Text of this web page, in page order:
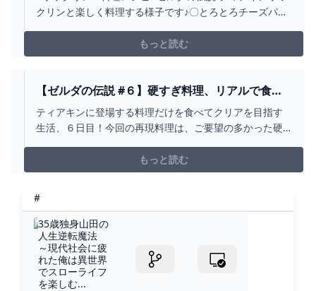
YOUTUBE
クリンと楽しく料理する様子です♪〇とろとろチーズパ
んプロフィール・年齢 ？？？・身長 10.0cm・体重
11.0g・特徴 とてもやわらかい♪・口癖 ぴこっ♪
もっと読む
【ゼルダの伝説 #６】硬すぎ料理、リアルで食べ
ます！ ティアキングルメ旅！【ティアキン】【ゆ
っくり実況】 - YOUTUBE
ティアキンに登場する料理だけを食べてクリアを目指す
生活、６日目！今回の再現料理は、ご要望の多かった硬
博士のツイッター：https://twitter.com/siu_lab 下
記のサイト様より音楽をお借りしています。 フリー
もっと読む
#
35歳独身山田の
人生逆転魔法
～現代社会に疲
れた俺は異世界
でスローライフ
を楽しむ...